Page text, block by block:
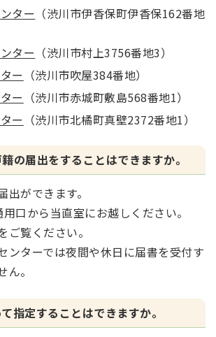
ター （渋川市伊香保町伊香保162番地
ター （渋川市村上3756番地3）
ー （渋川市吹屋384番地）
ー （渋川市赤城町敷島568番地1）
ー （渋川市北橘町真壁2372番地1）
の届出をすることはできますか。
ができます。
口から当直室にお越しください。
ご覧ください。
ンターでは夜間や休日に届書を受付す
ん。
指定することはできますか。